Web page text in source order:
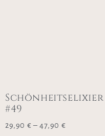
Schönheitselixier
#49
29,90 €–47,90 €